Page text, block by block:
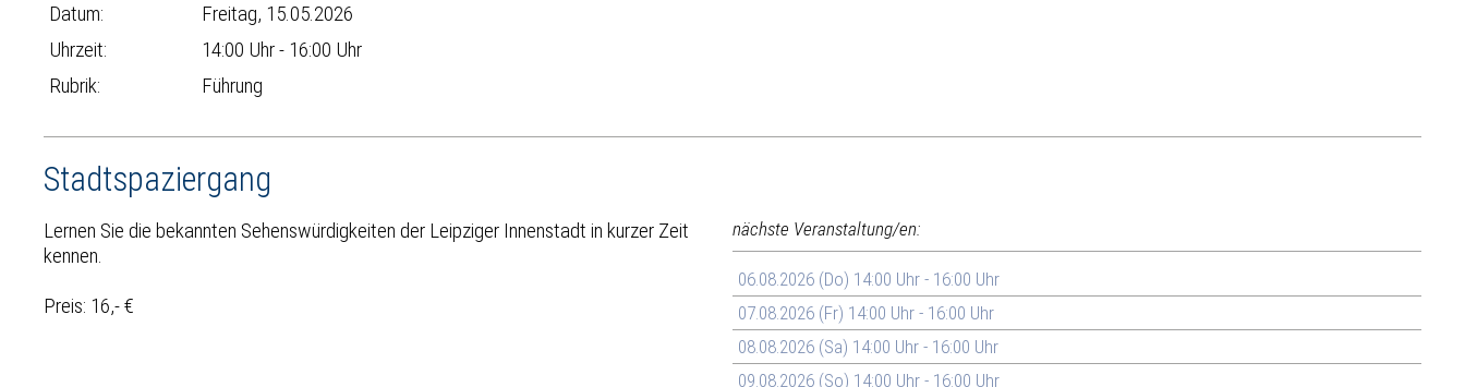
Datum:
Freitag, 15.05.2026
Uhrzeit:
14:00 Uhr - 16:00 Uhr
Rubrik:
Führung
Stadtspaziergang
Lernen Sie die bekannten Sehenswürdigkeiten der Leipziger Innenstadt in kurzer Zeit
kennen.
Preis: 16,- €
nächste Veranstaltung/en:
06.08.2026 (Do) 14:00 Uhr - 16:00 Uhr
07.08.2026 (Fr) 14:00 Uhr - 16:00 Uhr
08.08.2026 (Sa) 14:00 Uhr - 16:00 Uhr
09.08.2026 (So) 14:00 Uhr - 16:00 Uhr